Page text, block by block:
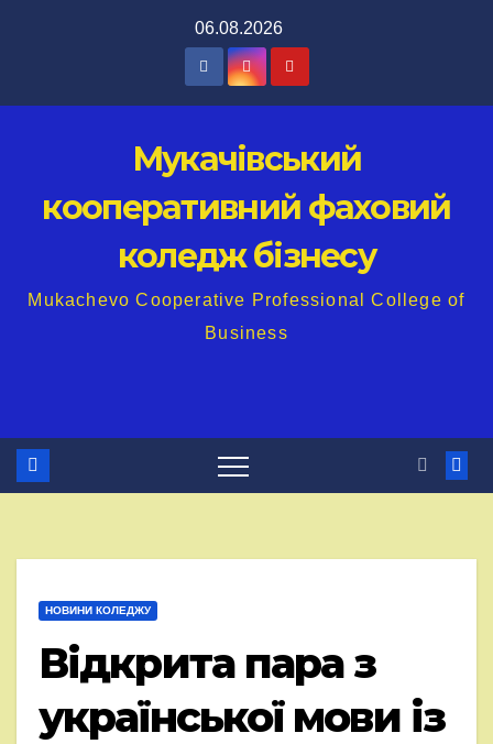
06.08.2026
Мукачівський
кооперативний фаховий
коледж бізнесу
Mukachevo Cooperative Professional College of
Business
НОВИНИ КОЛЕДЖУ
Відкрита пара з
української мови із